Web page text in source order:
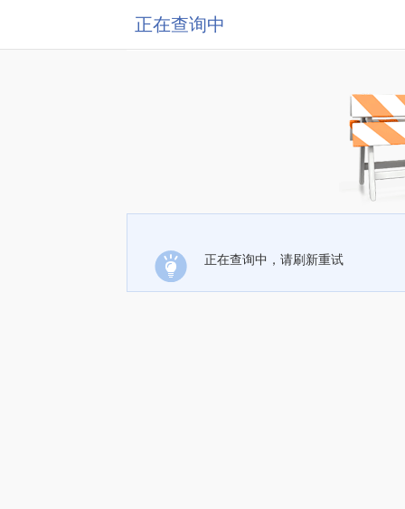
正在查询中
正在查询中，请刷新重试